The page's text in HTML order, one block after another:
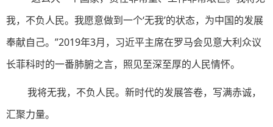
我，不负人民。我愿意做到一个‘无我’的状态，为中国的发展
奉献自己。”2019年3月，习近平主席在罗马会见意大利众议
长菲科时的一番肺腑之言，照见至深至厚的人民情怀。
我将无我，不负人民。新时代的发展答卷，写满赤诚，
汇聚力量。